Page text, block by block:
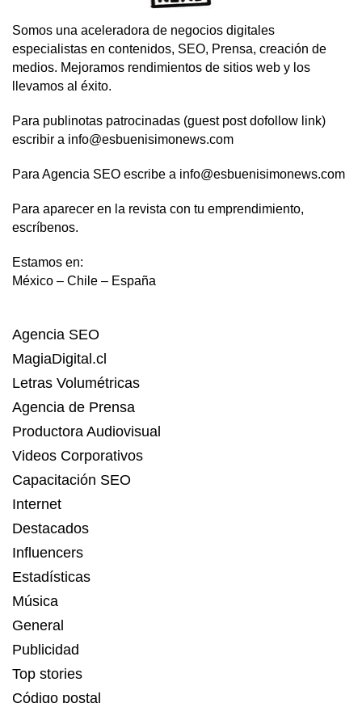
Somos una aceleradora de negocios digitales
especialistas en contenidos, SEO, Prensa, creación de
medios. Mejoramos rendimientos de sitios web y los
llevamos al éxito.
Para publinotas patrocinadas (guest post dofollow link)
escribir a info@esbuenisimonews.com
Para Agencia SEO escribe a info@esbuenisimonews.com
Para aparecer en la revista con tu emprendimiento,
escríbenos.
Estamos en:
México – Chile – España
Agencia SEO
MagiaDigital.cl
Letras Volumétricas
Agencia de Prensa
Productora Audiovisual
Videos Corporativos
Capacitación SEO
Internet
Destacados
Influencers
Estadísticas
Música
General
Publicidad
Top stories
Código postal